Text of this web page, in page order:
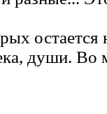
остается
души. Во